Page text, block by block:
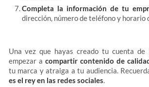
Completa la información de tu
dirección, número de teléfono y horario
Una vez que hayas creado tu cuenta de
empezar a compartir contenido de
tu marca y atraiga a tu audiencia.
es el rey en las redes sociales